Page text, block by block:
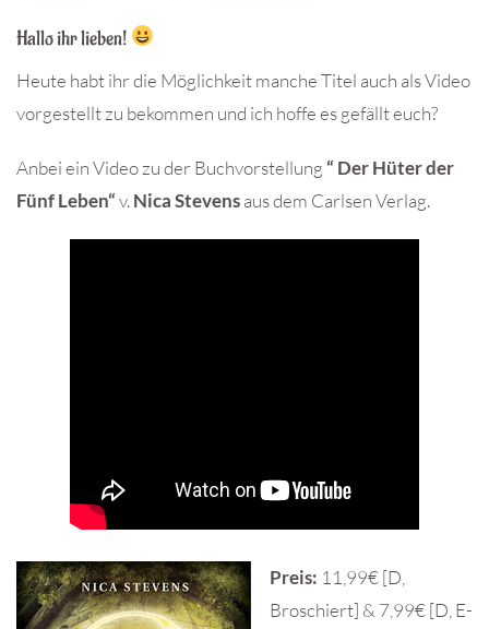
Hallo ihr lieben!
Heute habt ihr die Möglichkeit manche Titel auch als Video
vorgestellt zu bekommen und ich hoffe es gefällt euch?
Anbei ein Video zu der Buchvorstellung “ Der Hüter der
Fünf Leben“v.Nica Stevensaus dem Carlsen Verlag.
Preis: 11,99€ [D,
Broschiert] & 7,99€ [D, E-